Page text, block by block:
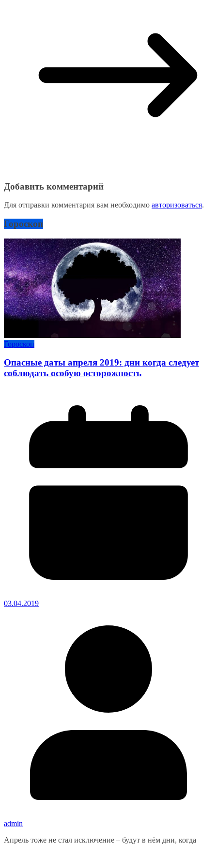
Добавить комментарий
Для отправки комментария вам необходимо авторизоваться.
Гороскоп
Гороскоп
Опасные даты апреля 2019: дни когда следует
соблюдать особую осторожность
03.04.2019
admin
Апрель тоже не стал исключение – будут в нём дни, когда